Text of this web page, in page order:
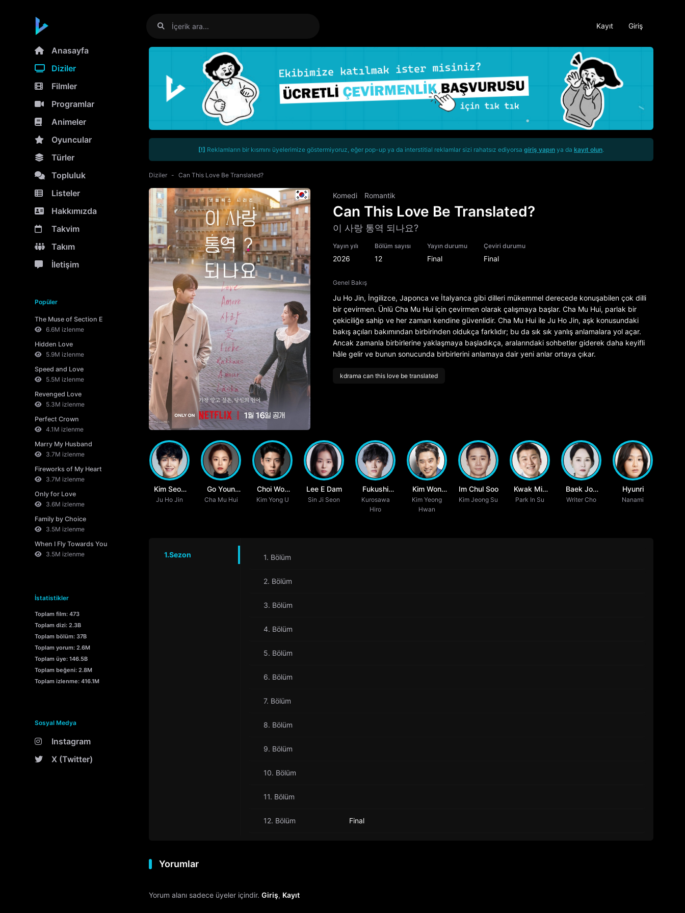
Kayıt Giriş
Anasayfa
Diziler
Filmler
Programlar
Animeler
Oyuncular
Türler
Topluluk
Listeler
Hakkımızda
Takvim
Takım
İletişim
Popüler
The Muse of Section E
6.6M izlenme
Hidden Love
5.9M izlenme
Speed and Love
5.5M izlenme
Revenged Love
5.3M izlenme
Perfect Crown
4.1M izlenme
Marry My Husband
3.7M izlenme
Fireworks of My Heart
3.7M izlenme
Only for Love
3.6M izlenme
Family by Choice
3.5M izlenme
When I Fly Towards You
3.5M izlenme
İstatistikler
Toplam film: 473
Toplam dizi: 2.3B
Toplam bölüm: 37B
Toplam yorum: 2.6M
Toplam üye: 146.5B
Toplam beğeni: 2.8M
Toplam izlenme: 416.1M
Sosyal Medya
Instagram
X (Twitter)
[!] Reklamların bir kısmını üyelerimize göstermiyoruz, eğer pop-up ya da interstitial reklamlar sizi rahatsız ediyorsa giriş yapın ya da kayıt olun.
Diziler Can This Love Be Translated?
Komedi Romantik
Can This Love Be Translated?
이 사랑 통역 되나요?
Yayın yılı
2026
Bölüm sayısı
12
Yayın durumu
Final
Çeviri durumu
Final
Genel Bakış
Ju Ho Jin, İngilizce, Japonca ve İtalyanca gibi dilleri mükemmel derecede konuşabilen çok dilli
bir çevirmen. Ünlü Cha Mu Hui için çevirmen olarak çalışmaya başlar. Cha Mu Hui, parlak bir
çekiciliğe sahip ve her zaman kendine güvenlidir. Cha Mu Hui ile Ju Ho Jin, aşk konusundaki
bakış açıları bakımından birbirinden oldukça farklıdır; bu da sık sık yanlış anlamalara yol açar.
Ancak zamanla birbirlerine yaklaşmaya başladıkça, aralarındaki sohbetler giderek daha keyifli
hâle gelir ve bunun sonucunda birbirlerini anlamaya dair yeni anlar ortaya çıkar.
kdrama can this love be translated
Kim Seon
Ho
Ju Ho Jin
Go Youn
Jung
Cha Mu Hui
Choi Woo
Sung
Kim Yong U
Lee E Dam
Sin Ji Seon
Fukushi
Sota
Kurosawa
Hiro
Kim Won
Hae
Kim Yeong
Hwan
Im Chul Soo
Kim Jeong Su
Kwak Min
Gyoo
Park In Su
Baek Joo
Hee
Writer Cho
Hyunri
Nanami
1.Sezon 1. Bölüm
2. Bölüm
3. Bölüm
4. Bölüm
5. Bölüm
6. Bölüm
7. Bölüm
8. Bölüm
9. Bölüm
10. Bölüm
11. Bölüm
12. Bölüm Final
Yorumlar
Yorum alanı sadece üyeler içindir. Giriş, Kayıt